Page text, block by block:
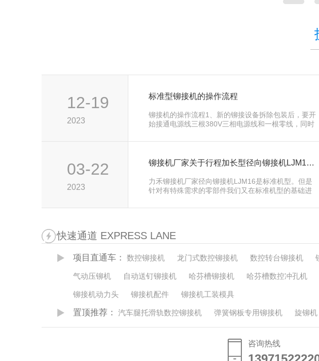
12-19
2023
标准型铆接机的操作流程
铆接机的操作流程1、新的铆接设备拆除包装后，要开
始接通电源线三根380V三相电源线和一根零线，同时
03-22
2023
铆接机厂家关于行程加长型径向铆接机LJM16简单介绍
力禾铆接机厂家径向铆接机LJM16是标准机型。但是
针对有特殊需求的零部件我们又在标准机型的基础进
快速通道 EXPRESS LANE
项目直通车： 数控铆接机 龙门式数控铆接机 数控转台铆接机
气动压铆机 自动送钉铆接机 哈芬槽铆接机 哈芬槽数控冲孔机
铆接机动力头 铆接机配件 铆接机工装模具
置顶推荐： 汽车腿托滑轨数控铆接机 弹簧钢板专用铆接机 旋铆机
咨询热线